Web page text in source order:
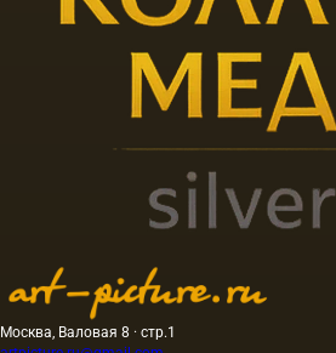
Москва, Валовая 8 · стр.1